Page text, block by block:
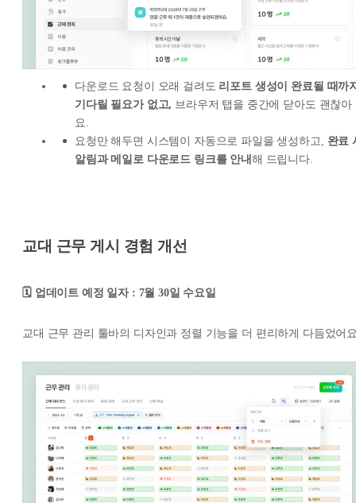
다운로드 요청이 오래 걸려도 리포트 생성이 완료될 때까
기다릴 필요가 없고, 브라우저 탭을 중간에 닫아도 괜찮아
요.
요청만 해두면 시스템이 자동으로 파일을 생성하고, 완료
알림과 메일로 다운로드 링크를 안내 해 드립니다.
교대 근무 게시 경험 개선
🗓️ 업데이트 예정 일자 : 7월 30일 수요일
교대 근무 관리 툴바의 디자인과 정렬 기능을 더 편리하게 다듬었어